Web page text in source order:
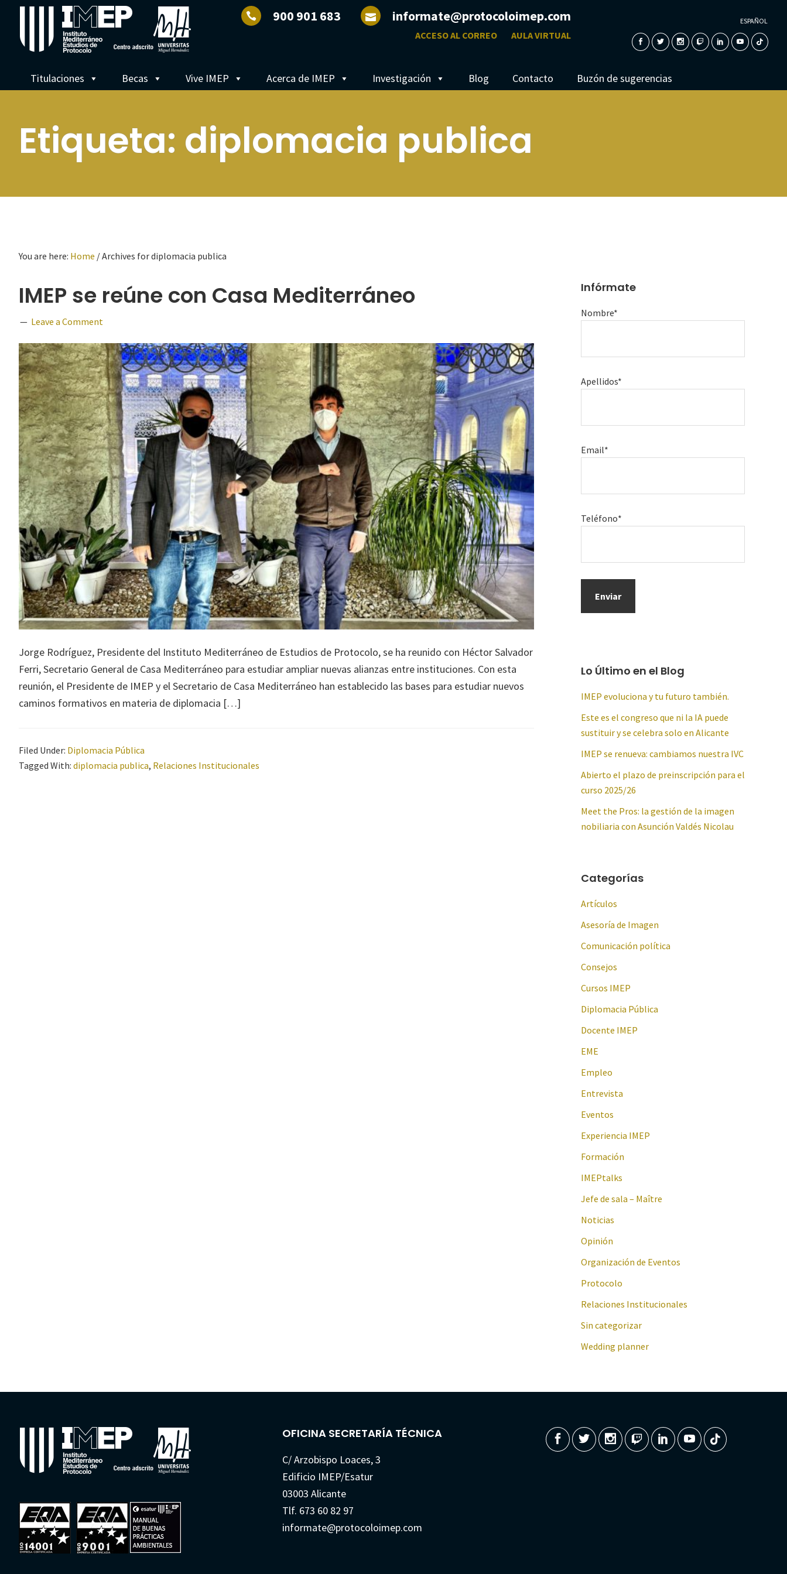
900 901 683 informate@protocoloimep.com
ACCESO AL CORREO AULA VIRTUAL
ESPAÑOL
Titulaciones Becas Vive IMEP Acerca de IMEP Investigación Blog Contacto Buzón de sugerencias
Etiqueta: diplomacia publica
You are here: Home /Archives for diplomacia publica
IMEP se reúne con Casa Mediterráneo
Leave a Comment
Jorge Rodríguez, Presidente del Instituto Mediterráneo de Estudios de Protocolo, se ha reunido con Héctor Salvador
Ferri, Secretario General de Casa Mediterráneo para estudiar ampliar nuevas alianzas entre instituciones. Con esta
reunión, el Presidente de IMEP y el Secretario de Casa Mediterráneo han establecido las bases para estudiar nuevos
caminos formativos en materia de diplomacia […]
Filed Under: Diplomacia Pública
Tagged With: diplomacia publica, Relaciones Institucionales
Infórmate
Nombre*
Apellidos*
Email*
Teléfono*
Lo Último en el Blog
IMEP evoluciona y tu futuro también.
Este es el congreso que ni la IA puede
sustituir y se celebra solo en Alicante
IMEP se renueva: cambiamos nuestra IVC
Abierto el plazo de preinscripción para el
curso 2025/26
Meet the Pros: la gestión de la imagen
nobiliaria con Asunción Valdés Nicolau
Categorías
Artículos
Asesoría de Imagen
Comunicación política
Consejos
Cursos IMEP
Diplomacia Pública
Docente IMEP
EME
Empleo
Entrevista
Eventos
Experiencia IMEP
Formación
IMEPtalks
Jefe de sala – Maître
Noticias
Opinión
Organización de Eventos
Protocolo
Relaciones Institucionales
Sin categorizar
Wedding planner
OFICINA SECRETARÍA TÉCNICA
C/ Arzobispo Loaces, 3
Edificio IMEP/Esatur
03003 Alicante
Tlf. 673 60 82 97
informate@protocoloimep.com